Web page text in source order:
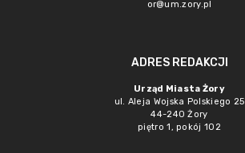
or@um.zory.pl
ADRES REDAKCJI
Urząd Miasta Żory
ul. Aleja Wojska Polskiego 25
44-240 Żory
piętro 1, pokój 102